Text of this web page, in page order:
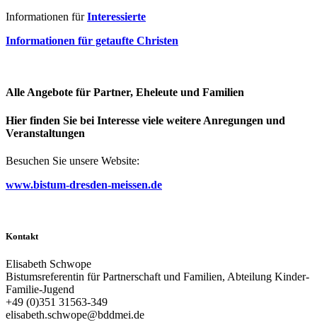
Informationen fürInteressierte
Informationen für getaufte Christen
Alle Angebote für Partner, Eheleute und Familien
Hier finden Sie bei Interesse viele weitere Anregungen und
Veranstaltungen
Besuchen Sie unsere Website:
www.bistum-dresden-meissen.de
Kontakt
Elisabeth Schwope
Bistumsreferentin für Partnerschaft und Familien, Abteilung Kinder-
Familie-Jugend
+49 (0)351 31563-349
elisabeth.schwope@bddmei.de